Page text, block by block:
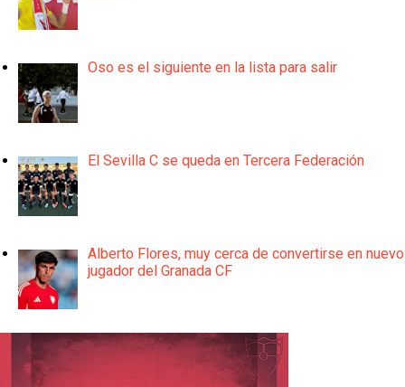
Oso es el siguiente en la lista para salir
El Sevilla C se queda en Tercera Federación
Alberto Flores, muy cerca de convertirse en nuevo
jugador del Granada CF